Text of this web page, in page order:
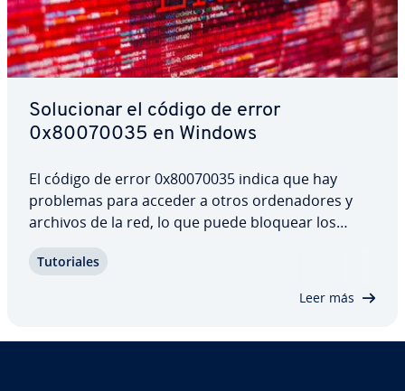
So­lu­cio­nar el código de error
0x80070035 en Windows
El código de error 0x80070035 indica que hay
problemas para acceder a otros or­de­na­do­res y
archivos de la red, lo que puede bloquear los
pa­r­ti­do y el acceso a la red. Afo­r­tu­na­da­me­n­te, hay
Tu­to­ria­les
Leer más